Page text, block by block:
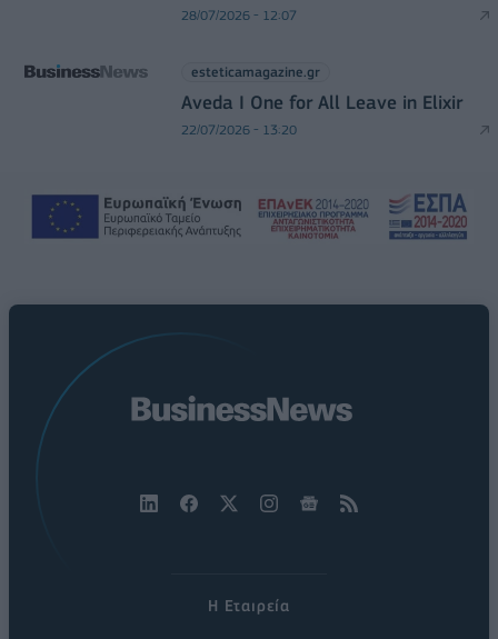
28/07/2026 - 12:07
esteticamagazine.gr
Aveda I One for All Leave in Elixir
22/07/2026 - 13:20
Η Εταιρεία